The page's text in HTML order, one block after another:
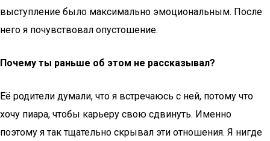
выступление было максимально эмоциональным. После
него я почувствовал опустошение.
Почему ты раньше об этом не рассказывал?
Её родители думали, что я встречаюсь с ней, потому что
хочу пиара, чтобы карьеру свою сдвинуть. Именно
поэтому я так тщательно скрывал эти отношения. Я нигде